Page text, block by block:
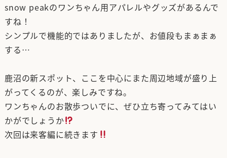
snow peakのワンちゃん用アパレルやグッズがあるんで
すね！
シンプルで機能的ではありましたが、お値段もまぁまぁ
する…
鹿沼の新スポット、ここを中心にまた周辺地域が盛り上
がってくるのが、楽しみですね。
ワンちゃんのお散歩ついでに、ぜひ立ち寄ってみてはい
かがでしょうか
次回は来客編に続きます